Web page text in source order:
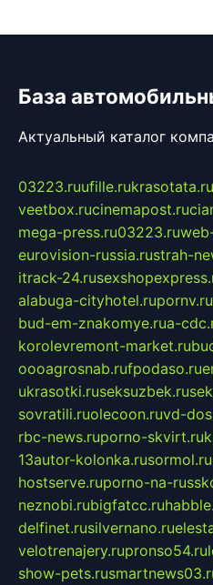
База
Актуальный каталог
03223.ruufille.rukrasotata.ru
veetbox.rucinemapost.ru
mega-press.ru03223.ru
eurovision-russia.rustrah-
itrack-24.ru
alabuga-cityhotel.rupornv.ru
bud-em-znakomye.rua-
korolevremont-market.ru
oooagrosnab.rufpodaso.ru
ukrasotki.ruseksuzbek.ru
sovratili.ruolecoon.ruvd-
rbc-news.ruporno-skvirt.ru
13autor-kolonka.rusormol.ru
hostserve.ruporno-na-
neznobi.rubigfatcc.ru
delfinet.rusilvernano.ru
velotrenajery.rupronso54.ru
show-pets.ru